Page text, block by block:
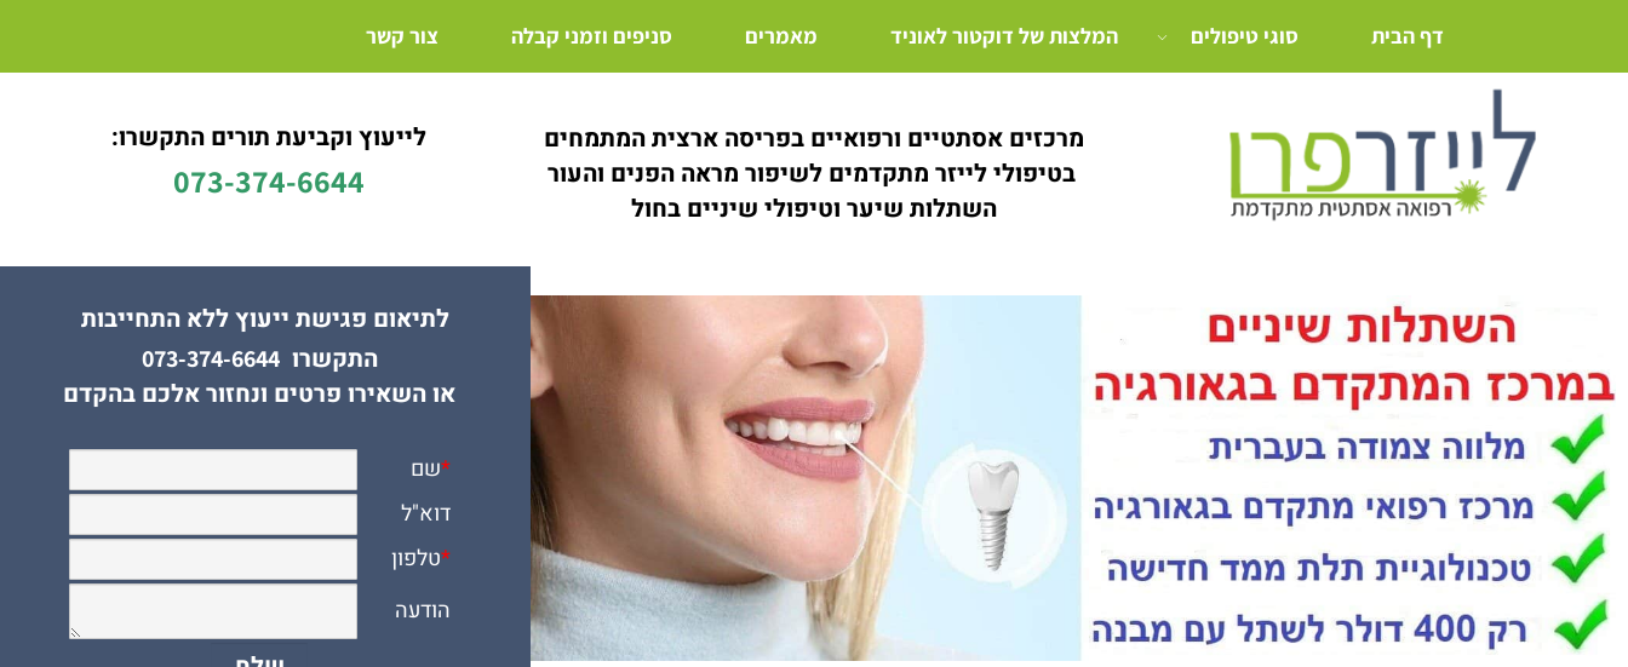
מרכזים אסתטיים ורפואיים בפריסה ארצית המתמחים
בטיפולי לייזר מתקדמים לשיפור מראה הפנים והעור
השתלות שיער וטיפולי שיניים בחול
לייעוץ וקביעת תורים התקשרו:
073-374-6644
דף הבית סוגי טיפולים המלצות של דוקטור לאוניד מאמרים סניפים וזמני קבלה צור קשר
לתיאום פגישת ייעוץ ללא התחייבות
התקשרו073-374-6644
או השאירו פרטים ונחזור אלכם בהקדם